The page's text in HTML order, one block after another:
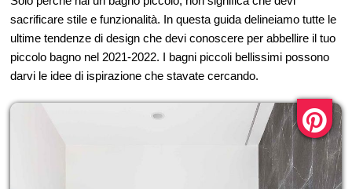
sacrificare stile e funzionalità. In questa guida delineiamo tutte le
ultime tendenze di design che devi conoscere per abbellire il tuo
piccolo bagno nel 2021-2022. I bagni piccoli bellissimi possono
darvi le idee di ispirazione che stavate cercando.